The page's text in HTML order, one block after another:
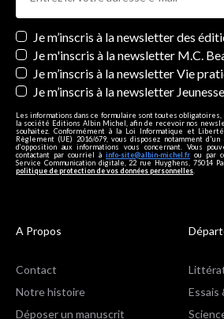
Newsletters
Je m’inscris à la newsletter des
Je m'inscris à la newsletter M.C.
Je m’inscris à la newsletter Vie
Je m’inscris à la newsletter
Les informations dans ce formulaire sont toutes
la société Editions Albin Michel, afin de recevoir nos
souhaitez. Conformément à la Loi Informatique et
Règlement (UE) 2016/679, vous disposez notamment
d’opposition aux informations vous concernant. Vous
contactant par courriel à info-site@albin-michel.fr ou par
Service Communication digitale, 22 rue Huyghens, 75014
politique de protection de vos données personnelles.
A Propos
Contact
Notre histoire
Déposer un manuscrit
Essais